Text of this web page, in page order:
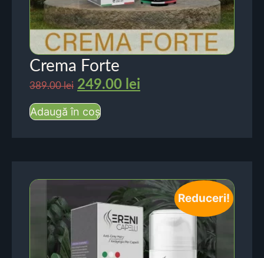
Crema Forte
389.00lei 249.00 lei
Adaugă în coș
Reduceri!